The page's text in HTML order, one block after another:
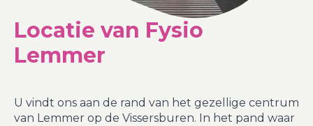
Locatie van Fysio
Lemmer
U vindt ons aan de rand van het gezellige centrum
van Lemmer op de Vissersburen. In het pand waar